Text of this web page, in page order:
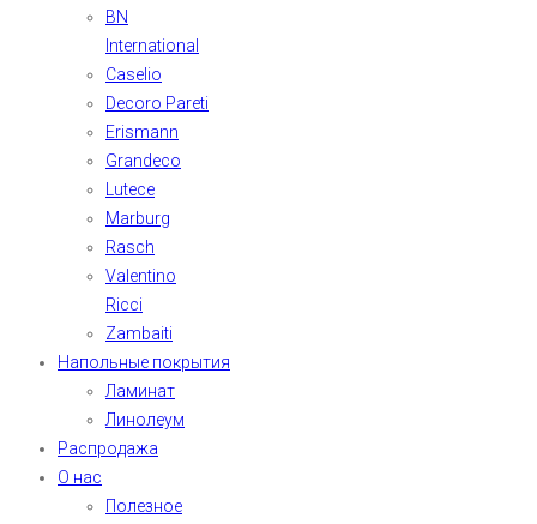
BN
International
Caselio
Decoro Pareti
Erismann
Grandeco
Lutece
Marburg
Rasch
Valentino
Ricci
Zambaiti
Напольные покрытия
Ламинат
Линолеум
Распродажа
О нас
Полезное